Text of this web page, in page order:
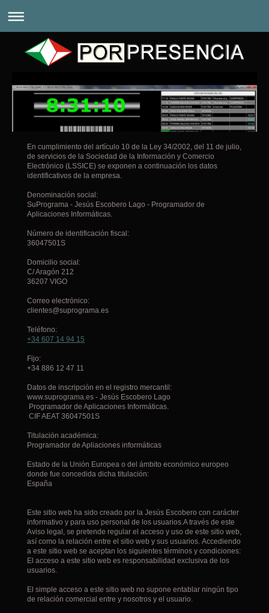
En cumplimiento del artículo 10 de la Ley 34/2002, del 11 de julio,
de servicios de la Sociedad de la Información y Comercio
Electrónico (LSSICE) se exponen a continuación los datos
identificativos de la empresa.
Denominación social:
SuPrograma - Jesús Escobero Lago - Programador de
Aplicaciones Informáticas.
Número de identificación fiscal:
36047501S
Domicilio social:
C/ Aragón 212
36207 VIGO
Correo electrónico:
clientes@suprograma.es
Teléfono:
+34 607 14 94 15
Fijo:
+34 886 12 47 11
Datos de inscripción en el registro mercantil:
www.suprograma.es - Jesús Escobero Lago
Programador de Aplicaciones Informáticas.
CIF AEAT 36047501S
Titulación académica:
Programador de Apliaciones informáticas
Estado de la Unión Europea o del ámbito económico europeo
donde fue concedida dicha titulación:
España
Este sitio web ha sido creado por la Jesús Escobero con carácter
informativo y para uso personal de los usuarios.A través de este
Aviso legal, se pretende regular el acceso y uso de este sitio web,
así como la relación entre el sitio web y sus usuarios. Accediendo
a este sitio web se aceptan los siguientes términos y condiciones:
El acceso a este sitio web es responsabilidad exclusiva de los
usuarios.
El simple acceso a este sitio web no supone entablar ningún tipo
de relación comercial entre y nosotros y el usuario.